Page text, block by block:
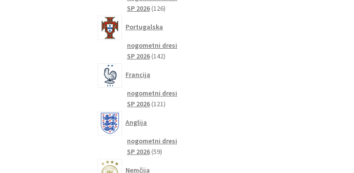
SP 2026 126126
Portugalska
nogometni dresi
SP 2026 142142
Francija
nogometni dresi
SP 2026 121121
Anglija
nogometni dresi
SP 2026 5959
Nemčija